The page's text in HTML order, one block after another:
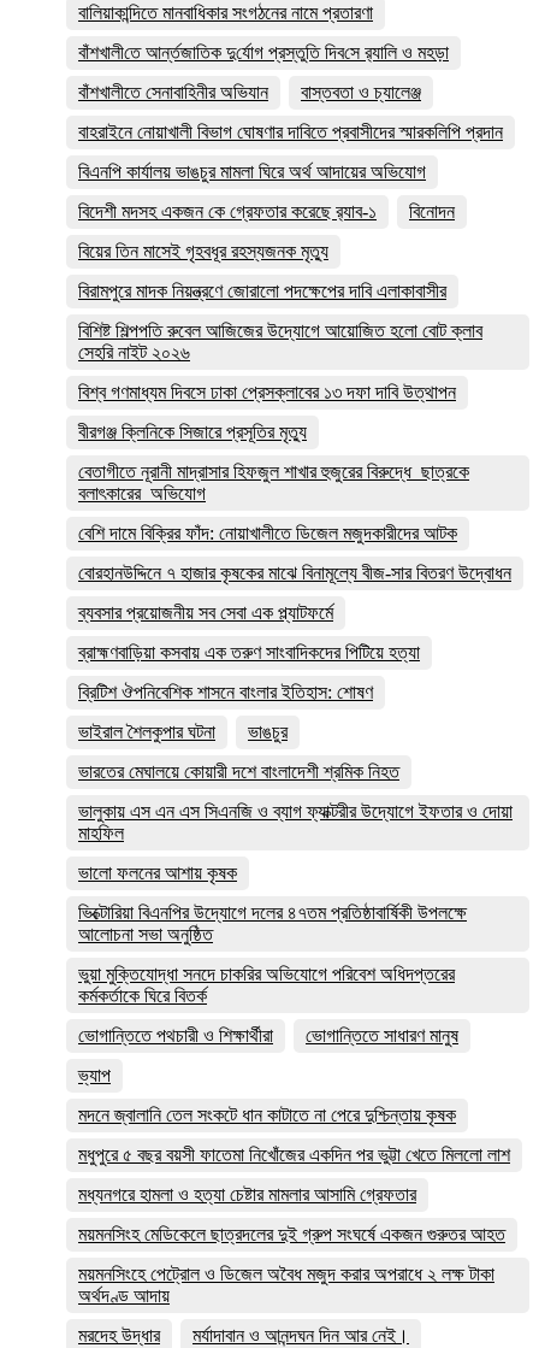
বালিয়াকান্দিতে মানবাধিকার সংগঠনের নামে প্রতারণা
বাঁশখালী‌তে আর্ন্তজা‌তিক দু‌র্যোগ প্রস্তু‌তি দিব‌সে র‌্যালি ও মহড়া
বাঁশখালীতে সেনাবাহিনীর অভিযান
বাস্তবতা ও চ্যালেঞ্জ
বাহরাইনে নোয়াখালী বিভাগ ঘোষণার দাবিতে প্রবাসীদের স্মারকলিপি প্রদান
বিএনপি কার্যালয় ভাঙচুর মামলা ঘিরে অর্থ আদায়ের অভিযোগ
বিদেশী মদসহ একজন কে গ্রেফতার করেছে র‌্যাব-১
বিনোদন
বিয়ের তিন মাসেই গৃহবধূর রহস্যজনক মৃত্যু
বিরামপুরে মাদক নিয়ন্ত্রণে জোরালো পদক্ষেপের দাবি এলাকাবাসীর
বিশিষ্ট শিল্পপতি রুবেল আজিজের উদ্যোগে আয়োজিত হলো বোট ক্লাব
সেহরি নাইট ২০২৬
বিশ্ব গণমাধ্যম দিবসে ঢাকা প্রেসক্লাবের ১৩ দফা দাবি উত্থাপন
বীরগঞ্জ ক্লিনিকে সিজারে প্রসূতির মৃত্যু
বেতাগীতে নূরানী মাদ্রাসার হিফজুল শাখার হুজুরের বিরুদ্ধে ছাত্রকে
বলাৎকারের অভিযোগ
বেশি দামে বিক্রির ফাঁদ: নোয়াখালীতে ডিজেল মজুদকারীদের আটক
বোরহানউদ্দিনে ৭ হাজার কৃষকের মাঝে বিনামূল্যে বীজ-সার বিতরণ উদ্বোধন
ব্যবসার প্রয়োজনীয় সব সেবা এক প্ল্যাটফর্মে
ব্রাহ্মণবাড়িয়া কসবায় এক তরুণ সাংবাদিকদের পিটিয়ে হত্যা
ব্রিটিশ ঔপনিবেশিক শাসনে বাংলার ইতিহাস: শোষণ
ভাইরাল শৈলকুপার ঘটনা
ভাঙচুর
ভারতের মেঘালয়ে কোয়ারী দশে বাংলাদেশী শ্রমিক নিহত
ভালুকায় এস এন এস সিএনজি ও ব্যাগ ফ্যাক্টরীর উদ্যোগে ইফতার ও দোয়া
মাহফিল
ভালো ফলনের আশায় কৃষক
ভিক্টোরিয়া বিএনপির উদ্যোগে দলের ৪৭তম প্রতিষ্ঠাবার্ষিকী উপলক্ষে
আলোচনা সভা অনুষ্ঠিত
ভুয়া মুক্তিযোদ্ধা সনদে চাকরির অভিযোগে পরিবেশ অধিদপ্তরের
কর্মকর্তাকে ঘিরে বিতর্ক
ভোগান্তিতে পথচারী ও শিক্ষার্থীরা
ভোগান্তিতে সাধারণ মানুষ
ভ্যাপ
মদনে জ্বালানি তেল সংকটে ধান কাটাতে না পেরে দুশ্চিন্তায় কৃষক
মধুপুরে ৫ বছর বয়সী ফাতেমা নিখোঁজের একদিন পর ভুট্টা খেতে মিললো লাশ
মধ্যনগরে হামলা ও হত্যা চেষ্টার মামলার আসামি গ্রেফতার
ময়মনসিংহ মেডিকেলে ছাত্রদলের দুই গ্রুপ সংঘর্ষে একজন গুরুতর আহত
ময়মনসিংহে পেট্রোল ও ডিজেল অবৈধ মজুদ করার অপরাধে ২ লক্ষ টাকা
অর্থদণ্ড আদায়
মরদেহ উদ্ধার
মর্যাদাবান ও আনন্দঘন দিন আর নেই।